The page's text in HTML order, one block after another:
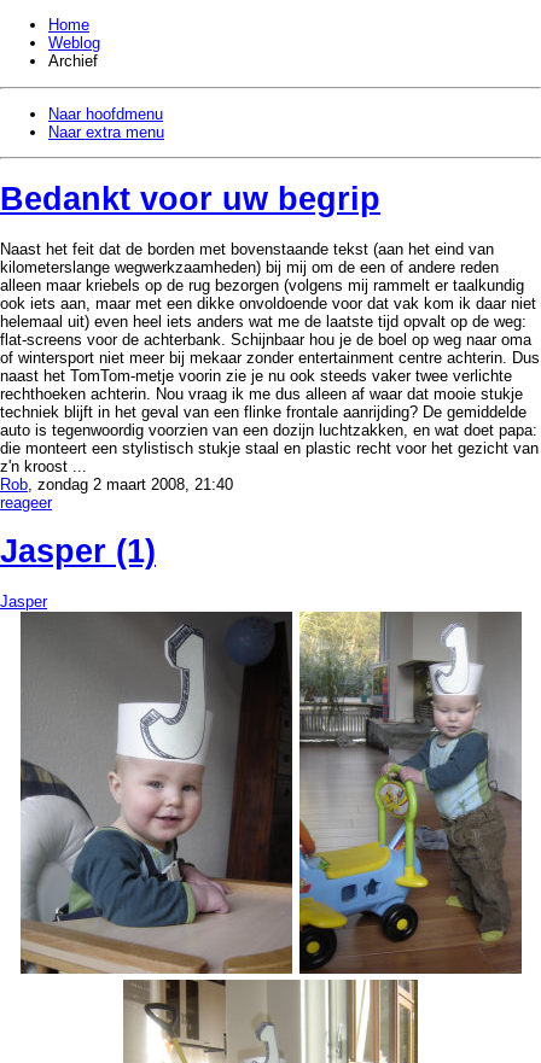
Home
Weblog
Archief
Naar hoofdmenu
Naar extra menu
Bedankt voor uw begrip
Naast het feit dat de borden met bovenstaande tekst (aan het eind van
kilometerslange wegwerkzaamheden) bij mij om de een of andere reden
alleen maar kriebels op de rug bezorgen (volgens mij rammelt er taalkundig
ook iets aan, maar met een dikke onvoldoende voor dat vak kom ik daar niet
helemaal uit) even heel iets anders wat me de laatste tijd opvalt op de weg:
flat-screens voor de achterbank. Schijnbaar hou je de boel op weg naar oma
of wintersport niet meer bij mekaar zonder entertainment centre achterin. Dus
naast het TomTom-metje voorin zie je nu ook steeds vaker twee verlichte
rechthoeken achterin. Nou vraag ik me dus alleen af waar dat mooie stukje
techniek blijft in het geval van een flinke frontale aanrijding? De gemiddelde
auto is tegenwoordig voorzien van een dozijn luchtzakken, en wat doet papa:
die monteert een stylistisch stukje staal en plastic recht voor het gezicht van
z'n kroost ...
Rob, zondag 2 maart 2008, 21:40
reageer
Jasper (1)
Jasper